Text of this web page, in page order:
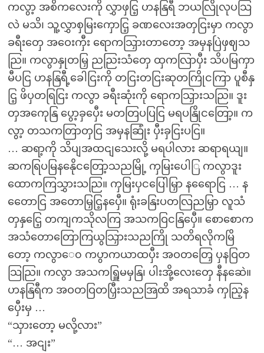
ကလွာ့ အစိကလေးကို လွှာဖှငြ့ ဟနနြရီ ဘယလြိုလုပသြ
လဲ မသိ၊ သူ့လွှာစှမြးကှောငြ့ ခဏလေးအတှငြးမှာ ကလွာ
ခရီးတှေ အဝေးကှီး ရောကသြှားတာတော့ အမှနပြဲဖှဈသ
ညြ။ ကလွာနှုတမြှ ညညြးသံတှေ ထှကလြာပှီး သိပမြကှာ
မီပငြ ဟနနြရီ့ခေါငြးကို တငြးတငြးဆုတကြိုငကြာ ပူစီနှ
ငြ့ ဖိပှတရြငြး ကလွာ ခရီးဆုံးကို ရောကသြှားသညြ။ ဒူး
တှအကေုနြ ပွော့ခှပှေီး မတတြပပြငြ မရပနြိုငတြော့။ က
လွာ့ တသကတြာတှငြ အမှနဆြုံး ပှီးခှငြးပငြ။
… ဆရာ့ကို သိပျအထငျသေးလို့ မရပါလား ဆရာရယျ။
ဆကရြပမြနနေိုငတြော့သညမြို့ ကှမြးပေါြ ကလွာဒူး
ထောကကြသွှားသညြ။ ကှမြးပှငပြေါမြှာ နရေောငြ … န
တေောငြ အတောမြှငြ့နပှေီ။ ရုံးခနြးပတလြညမြှာ လူသံ
တှနှငြေ့ တကျကသိုလကြ အသကဝြငနြပှေီ။ စောစောက
အသံတောတြောကြယွသြှားသညကြို သတိရလိုကမြိ
တော့ ကလွာေ၀ ကပွာကယာထပှီး အဝတတြှေ ပှနဝြတ
သြညြ။ ကလွာ အသကရြှူမမှနြ၊ ပါးအို့လေးတှေ နီနဆေဲ။
ဟနနြရီက အဝတဝြတပြှီးသညအြထိ အရသာခံ ကှညြ့န
ပှေီးမှ …
“သှားတော့ မလို့လား”
“… အငျး”